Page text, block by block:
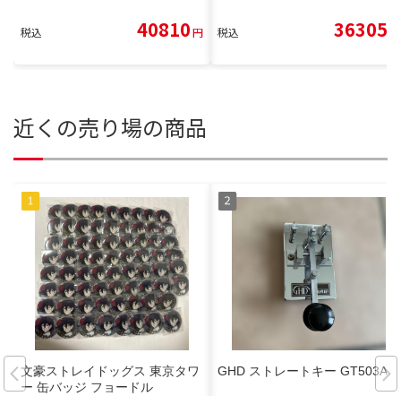
税込 40810円 税込 36305
近くの売り場の商品
文豪ストレイドッグス 東京タワ
ー 缶バッジ フョードル
GHD ストレートキー GT503A